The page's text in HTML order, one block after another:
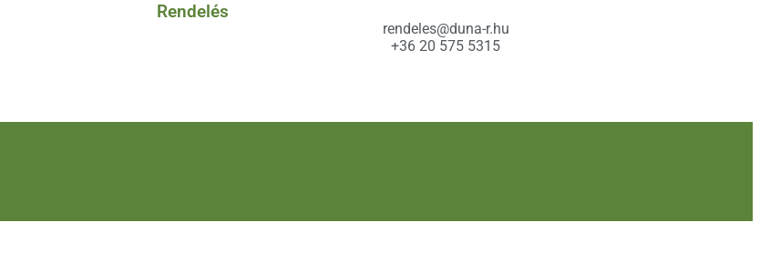
Rendelés
rendeles@duna-r.hu
+36 20 575 5315